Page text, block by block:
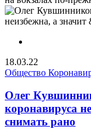
18.03.22
Общество
Олег
коронавируса
снимать рано